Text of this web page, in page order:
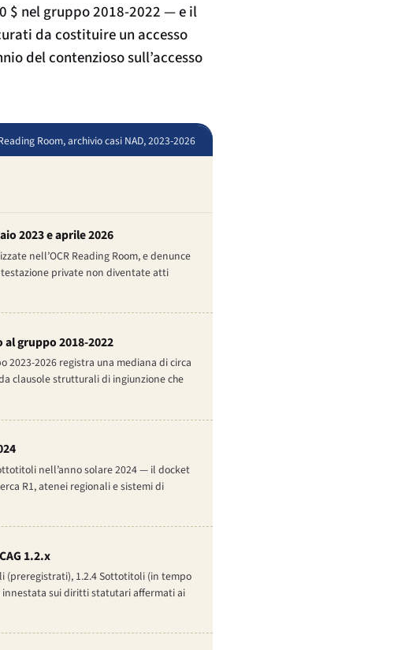
$ nel gruppo 2018-2022 — e il
da costituire un accesso
del contenzioso sull’accesso
Room, archivio casi NAD, 2023-2026
2023 e aprile 2026
nell’OCR Reading Room, e denunce
private non diventate atti
gruppo 2018-2022
2023-2026 registra una mediana di circa
clausole strutturali di ingiunzione che
nell’anno solare 2024 — il docket
R1, atenei regionali e sistemi di
1.2.x
(preregistrati), 1.2.4 Sottotitoli (in tempo
innestata sui diritti statutari affermati ai